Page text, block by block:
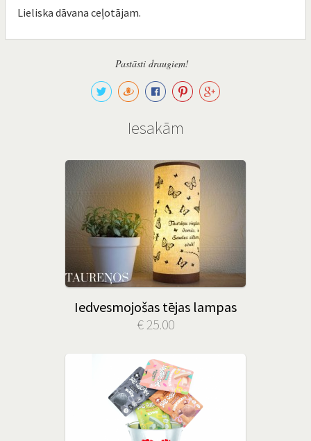
Lieliska dāvana ceļotājam.
Pastāsti draugiem!
Iesakām
Iedvesmojošas tējas lampas
€ 25.00